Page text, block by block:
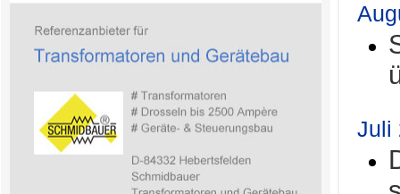
Juli